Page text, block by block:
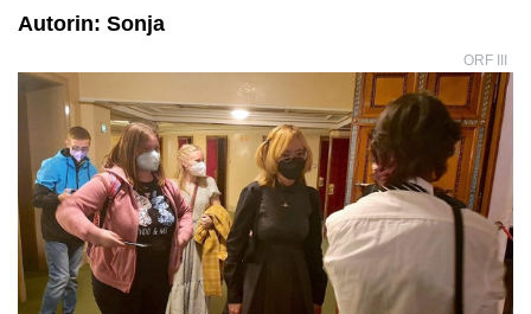
Autorin: Sonja
ORF III